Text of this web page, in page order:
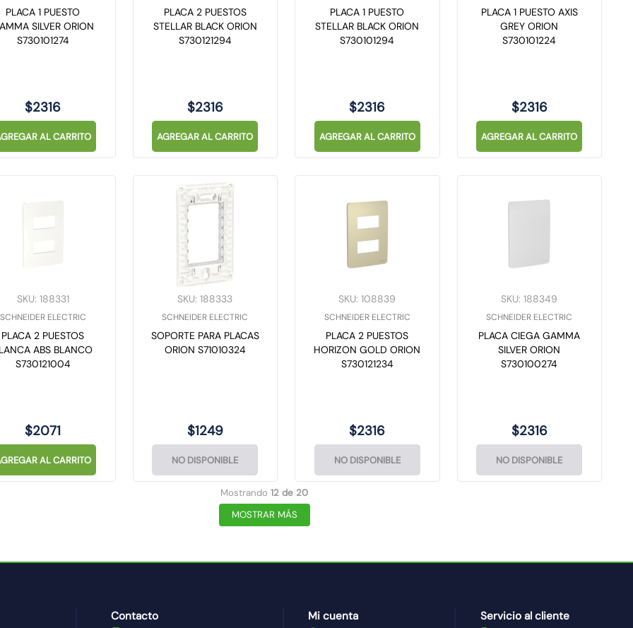
PLACA 1 PUESTO
SILVER ORION
S730101274
$2316
AL CARRITO
PLACA 2 PUESTOS
STELLAR BLACK ORION
S730121294
$2316
AGREGAR AL CARRITO
PLACA 1 PUESTO
STELLAR BLACK ORION
S730101294
$2316
AGREGAR AL CARRITO
PLACA 1 PUESTO AXIS
GREY ORION
S730101224
$2316
AGREGAR AL CARRITO
SKU: 188331
SCHNEIDER ELECTRIC
PLACA 2 PUESTOS
ABS BLANCO
S730121004
$2071
AL CARRITO
SKU:188333
SCHNEIDER ELECTRIC
SOPORTE PARA PLACAS
ORION S71010324
$1249
NO DISPONIBLE
SKU:108839
SCHNEIDER ELECTRIC
PLACA 2 PUESTOS
HORIZON GOLD ORION
S730121234
$2316
NO DISPONIBLE
SKU:188349
SCHNEIDER ELECTRIC
PLACA CIEGA GAMMA
SILVER ORION
S730100274
$2316
NO DISPONIBLE
Mostrando 12 de 20
MOSTRAR MÁS
Contacto Mi cuenta Servicio al cliente